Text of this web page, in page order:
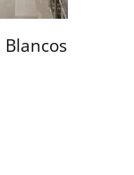
Blancos